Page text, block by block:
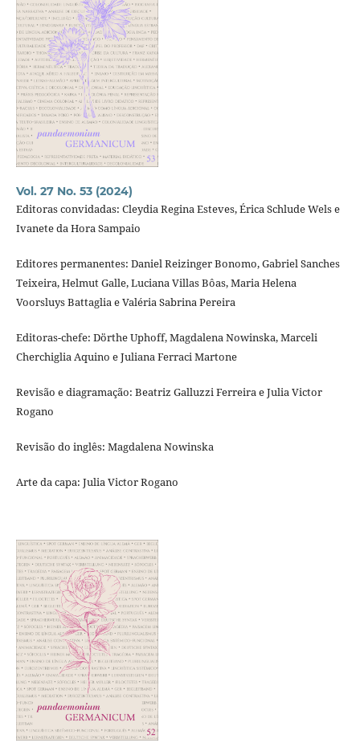
Vol. 27 No. 53 (2024)
Editoras convidadas: Cleydia Regina Esteves, Érica Schlude Wels e
Ivanete da Hora Sampaio
Editores permanentes: Daniel Reizinger Bonomo, Gabriel Sanches
Teixeira, Helmut Galle, Luciana Villas Bôas, Maria Helena
Voorsluys Battaglia e Valéria Sabrina Pereira
Editoras-chefe: Dörthe Uphoff, Magdalena Nowinska, Marceli
Cherchiglia Aquino e Juliana Ferraci Martone
Revisão e diagramação: Beatriz Galluzzi Ferreira e Julia Victor
Rogano
Revisão do inglês: Magdalena Nowinska
Arte da capa: Julia Victor Rogano